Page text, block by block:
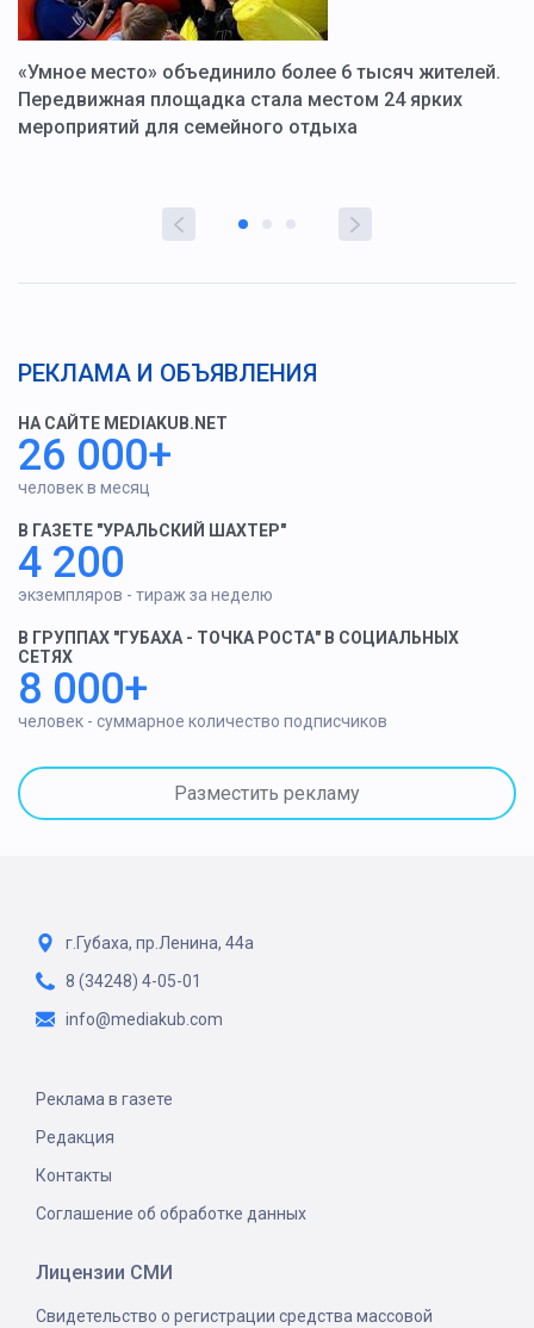
«Умное место» объединило более 6 тысяч жителей.
Передвижная площадка стала местом 24 ярких
мероприятий для семейного отдыха
РЕКЛАМА И ОБЪЯВЛЕНИЯ
НА САЙТЕ MEDIAKUB.NET
26 000+
человек в месяц
В ГАЗЕТЕ "УРАЛЬСКИЙ ШАХТЕР"
4 200
экземпляров - тираж за неделю
В ГРУППАХ "ГУБАХА - ТОЧКА РОСТА" В СОЦИАЛЬНЫХ
СЕТЯХ
8 000+
человек - суммарное количество подписчиков
Разместить рекламу
г.Губаха, пр.Ленина, 44а
8 (34248) 4-05-01
info@mediakub.com
Реклама в газете
Редакция
Контакты
Соглашение об обработке данных
Лицензии СМИ
Свидетельство о регистрации средства массовой